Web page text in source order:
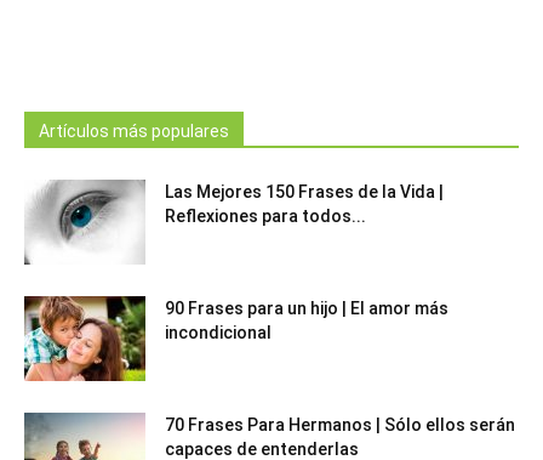
Artículos más populares
Las Mejores 150 Frases de la Vida |
Reflexiones para todos...
90 Frases para un hijo | El amor más
incondicional
70 Frases Para Hermanos | Sólo ellos serán
capaces de entenderlas